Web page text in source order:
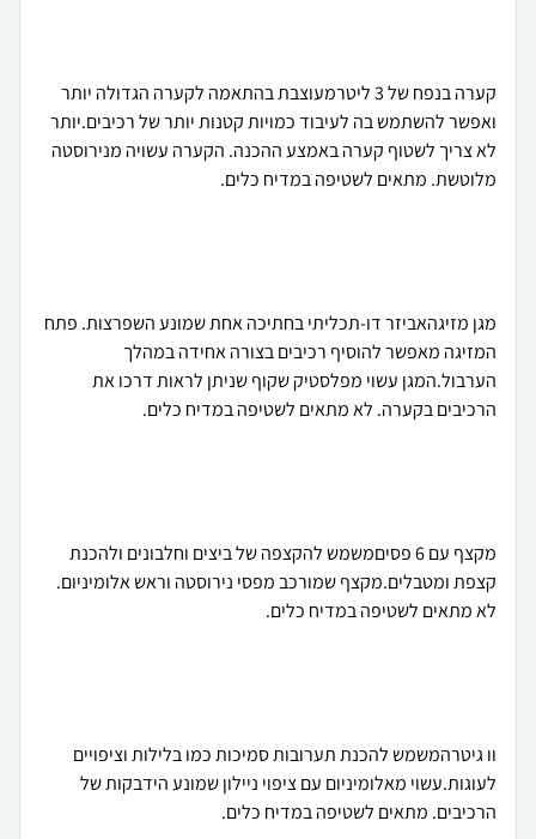
קערה בנפח של 3 ליטרמעוצבת בהתאמה לקערה הגדולה יותר
ואפשר להשתמש בה לעיבוד כמויות קטנות יותר של רכיבים.יותר
לא צריך לשטוף קערה באמצע ההכנה. הקערה עשויה מנירוסטה
מגן מזיגהאביזר דו-תכליתי בחתיכה אחת שמונע השפרצות. פתח
המזיגה מאפשר להוסיף רכיבים בצורה אחידה במהלך
הערבול.המגן עשוי מפלסטיק שקוף שניתן לראות דרכו את
מקצף עם 6 פסיםמשמש להקצפה של ביצים וחלבונים ולהכנת
קצפת ומטבלים.מקצף שמורכב מפסי נירוסטה וראש אלומיניום.
וו גיטרהמשמש להכנת תערובות סמיכות כמו בלילות וציפויים
לעוגות.עשוי מאלומיניום עם ציפוי ניילון שמונע הידבקות של